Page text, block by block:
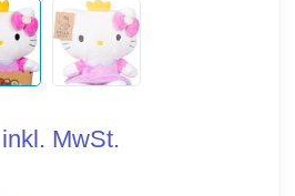
inkl. MwSt.